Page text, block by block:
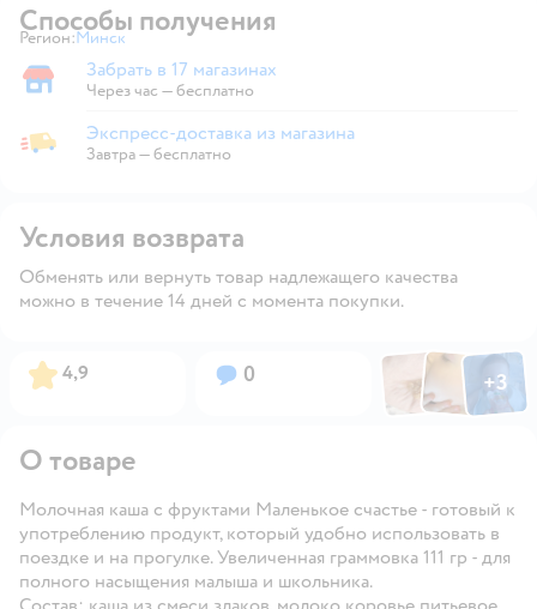
Способы получения
Регион: Выбор адреса доставки.
Минск
Забрать в магазине
Забрать в 17 магазинах
Через час — бесплатно
Экспресс-доставка из магазина
Экспресс-доставка из магазина
Завтра—бесплатно
Условия возврата
Обменять или вернуть товар надлежащего качества
можно в течение 14 дней с момента покупки.
Рейтинг:
4,9 Вопросов:
0 ФотоФотоФото
+3
Открыть
О товаре
Молочная каша с фруктами Маленькое счастье - готовый к
употреблению продукт, который удобно использовать в
поездке и на прогулке. Увеличенная граммовка 111 гр - для
полного насыщения малыша и школьника.